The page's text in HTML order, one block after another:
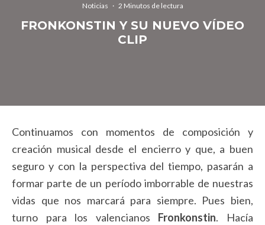
Noticias · 2 Minutos de lectura
FRONKONSTIN Y SU NUEVO VÍDEO
CLIP
Continuamos con momentos de composición y
creación musical desde el encierro y que, a buen
seguro y con la perspectiva del tiempo, pasarán a
formar parte de un período imborrable de nuestras
vidas que nos marcará para siempre. Pues bien,
turno para los valencianos Fronkonstin. Hacía